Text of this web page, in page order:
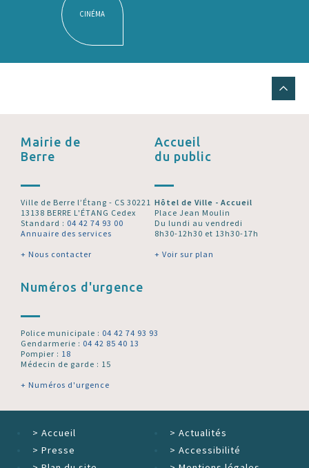
CINÉMA
Mairie de
Berre
Ville de Berre l’Étang - CS 30221
13138 BERRE L'ÉTANG Cedex
Standard : 04 42 74 93 00
Annuaire des services
+ Nous contacter
Accueil
du public
Hôtel de Ville - Accueil
Place Jean Moulin
Du lundi au vendredi
8h30-12h30 et 13h30-17h
+ Voir sur plan
Numéros d'urgence
Police municipale : 04 42 74 93 93
Gendarmerie : 04 42 85 40 13
Pompier : 18
Médecin de garde : 15
+ Numéros d'urgence
> Accueil > Actualités
> Presse > Accessibilité